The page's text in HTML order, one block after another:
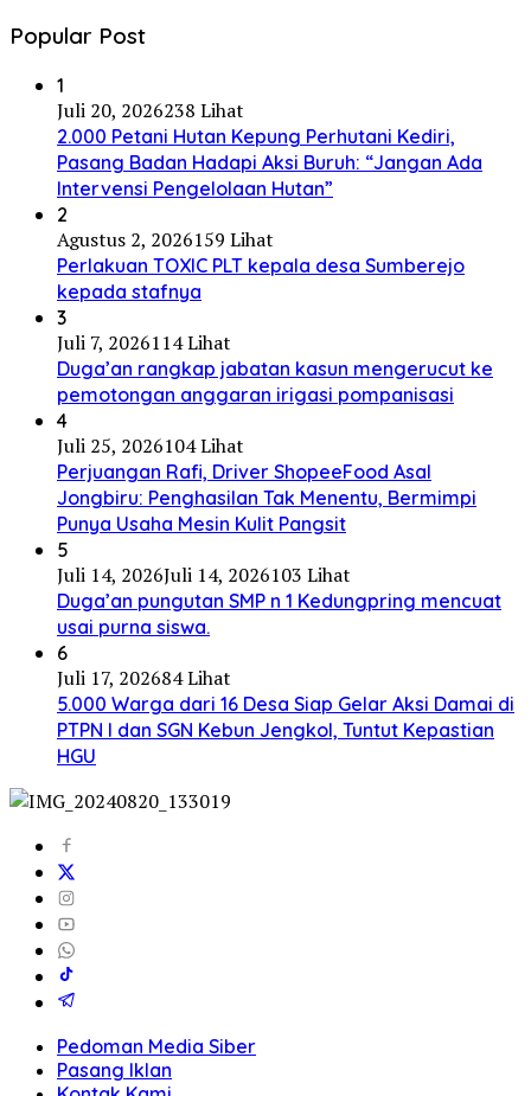
Popular Post
1
Juli 20, 2026238 Lihat
2.000 Petani Hutan Kepung Perhutani Kediri,
Pasang Badan Hadapi Aksi Buruh: “Jangan Ada
Intervensi Pengelolaan Hutan”
2
Agustus 2, 2026159 Lihat
Perlakuan TOXIC PLT kepala desa Sumberejo
kepada stafnya
3
Juli 7, 2026114 Lihat
Duga’an rangkap jabatan kasun mengerucut ke
pemotongan anggaran irigasi pompanisasi
4
Juli 25, 2026104 Lihat
Perjuangan Rafi, Driver ShopeeFood Asal
Jongbiru: Penghasilan Tak Menentu, Bermimpi
Punya Usaha Mesin Kulit Pangsit
5
Juli 14, 2026Juli 14, 2026103 Lihat
Duga’an pungutan SMP n 1 Kedungpring mencuat
usai purna siswa.
6
Juli 17, 202684 Lihat
5.000 Warga dari 16 Desa Siap Gelar Aksi Damai di
PTPN I dan SGN Kebun Jengkol, Tuntut Kepastian
HGU
Pedoman Media Siber
Pasang Iklan